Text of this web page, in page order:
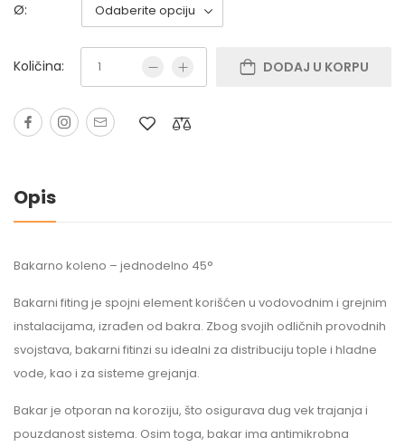
Ø:
Količina: DODAJ U KORPU
Opis
Bakarno koleno – jednodelno 45°
Bakarni fiting je spojni element korišćen u vodovodnim i grejnim
instalacijama, izrađen od bakra. Zbog svojih odličnih provodnih
svojstava, bakarni fitinzi su idealni za distribuciju tople i hladne
vode, kao i za sisteme grejanja.
Bakar je otporan na koroziju, što osigurava dug vek trajanja i
pouzdanost sistema. Osim toga, bakar ima antimikrobna